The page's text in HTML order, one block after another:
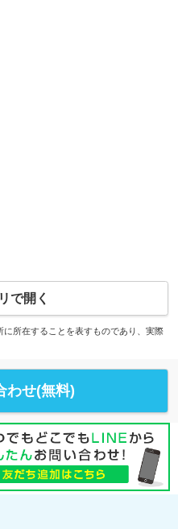
で開く
所在することを表すものであり、実際
わせ(無料)